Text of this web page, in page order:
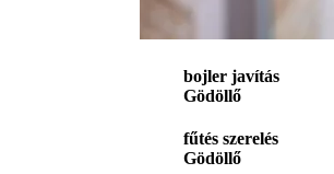
bojler javítás
Gödöllő
fűtés szerelés
Gödöllő